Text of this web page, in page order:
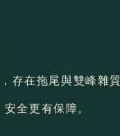
存在拖尾與雙峰雜
全更有保障。